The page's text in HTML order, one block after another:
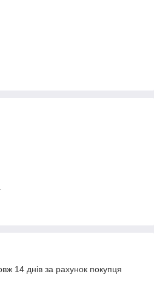
14 днів за рахунок покупця